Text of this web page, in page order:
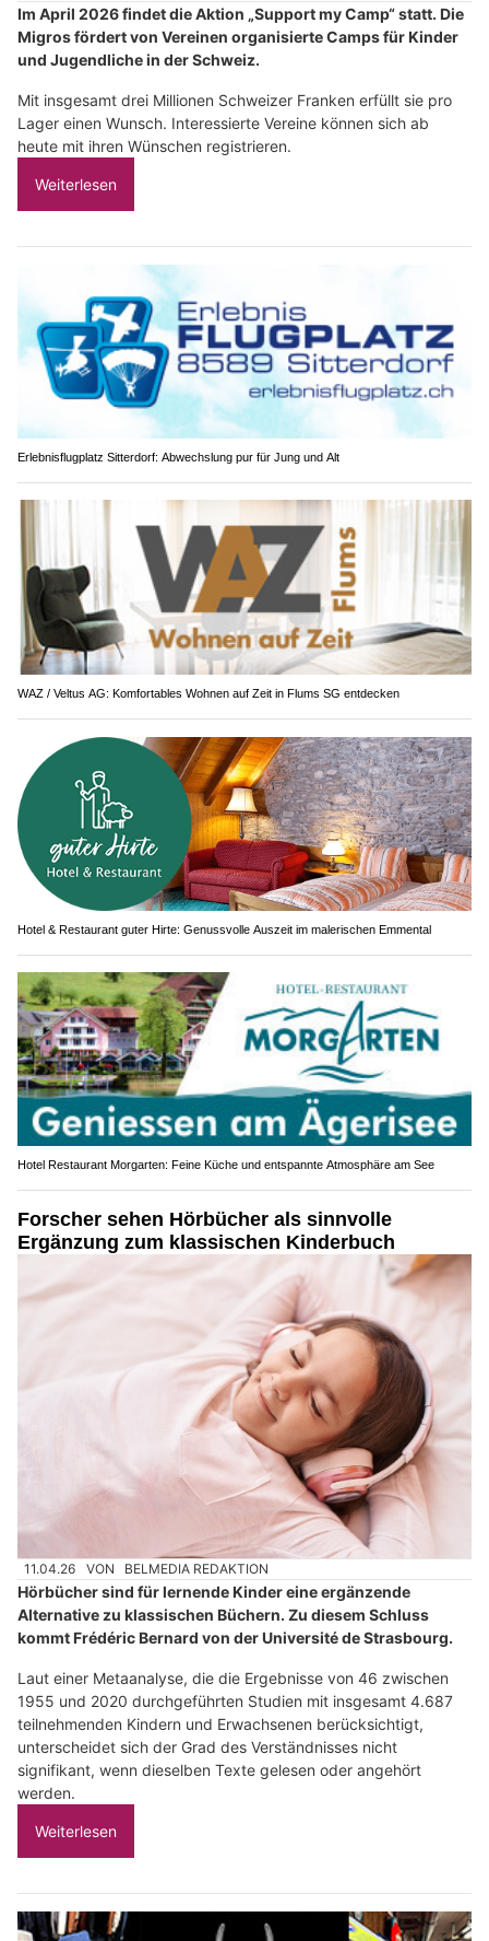
Im April 2026 findet die Aktion „Support my Camp“ statt. Die
Migros fördert von Vereinen organisierte Camps für Kinder
und Jugendliche in der Schweiz.
Mit insgesamt drei Millionen Schweizer Franken erfüllt sie pro
Lager einen Wunsch. Interessierte Vereine können sich ab
heute mit ihren Wünschen registrieren.
Weiterlesen
Erlebnisflugplatz Sitterdorf: Abwechslung pur für Jung und Alt
WAZ / Veltus AG: Komfortables Wohnen auf Zeit in Flums SG entdecken
Hotel & Restaurant guter Hirte: Genussvolle Auszeit im malerischen Emmental
Hotel Restaurant Morgarten: Feine Küche und entspannte Atmosphäre am See
Forscher sehen Hörbücher als sinnvolle
Ergänzung zum klassischen Kinderbuch
11.04.26 VON BELMEDIA REDAKTION
Hörbücher sind für lernende Kinder eine ergänzende
Alternative zu klassischen Büchern. Zu diesem Schluss
kommt Frédéric Bernard von der Université de Strasbourg.
Laut einer Metaanalyse, die die Ergebnisse von 46 zwischen
1955 und 2020 durchgeführten Studien mit insgesamt 4.687
teilnehmenden Kindern und Erwachsenen berücksichtigt,
unterscheidet sich der Grad des Verständnisses nicht
signifikant, wenn dieselben Texte gelesen oder angehört
werden.
Weiterlesen